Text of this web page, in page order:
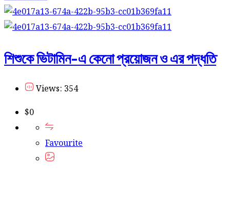
শিশুকে ভিটামিন-এ কেনো প্রয়োজন ও এর পদ্ধতি
Views: 354
$0
Favourite